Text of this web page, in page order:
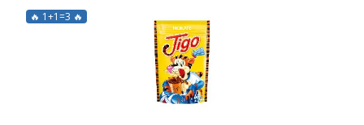
🔥 1+1=3 🔥